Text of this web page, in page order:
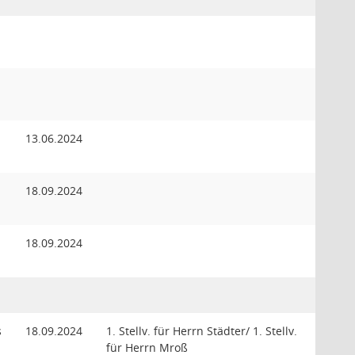
13.06.2024
18.09.2024
18.09.2024
18.09.2024
1. Stellv. für Herrn Städter/ 1. Stellv.
für Herrn Mroß